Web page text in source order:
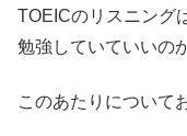
TOEICのリスニング
勉強していていいの
このあたりについて